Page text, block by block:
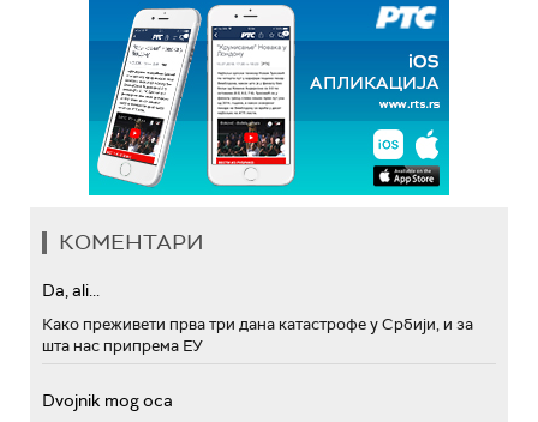
КОМЕНТАРИ
Da, ali...
Како преживети прва три дана катастрофе у Србији, и за
шта нас припрема ЕУ
Dvojnik mog oca